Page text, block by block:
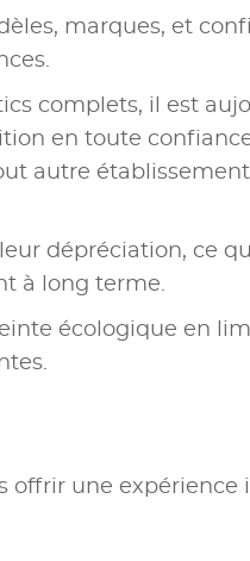
marques, et
complets, il est
en toute
autre
dépréciation, ce
à long terme.
écologique en
offrir une expérience